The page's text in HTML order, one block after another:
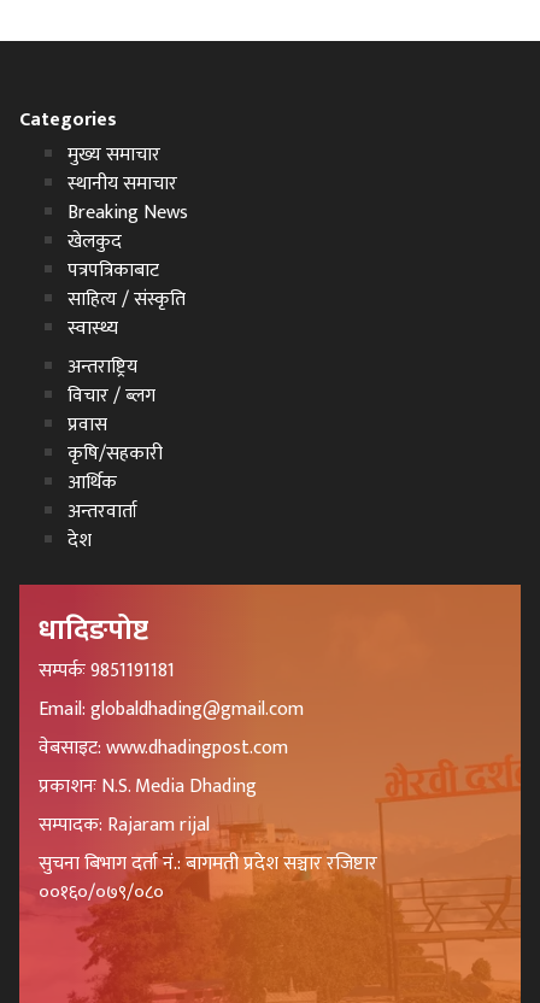
Categories
मुख्य समाचार
स्थानीय समाचार
Breaking News
खेलकुद
पत्रपत्रिकाबाट
साहित्य / संस्कृति
स्वास्थ्य
अन्तराष्ट्रिय
विचार / ब्लग
प्रवास
कृषि/सहकारी
आर्थिक
अन्तरवार्ता
देश
धादिङपोष्ट
सम्पर्कः 9851191181
Email: globaldhading@gmail.com
वेबसाइट: www.dhadingpost.com
प्रकाशनः N.S. Media Dhading
सम्पादक: Rajaram rijal
सुचना बिभाग दर्ता नं.: बागमती प्रदेश सञ्चार रजिष्टार
००१६०/०७९/०८०